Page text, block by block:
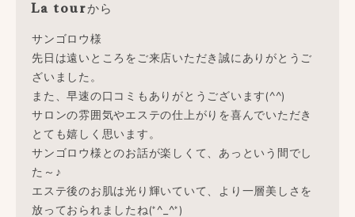
La tourから
サンゴロウ様
先日は遠いところをご来店いただき誠にありがとうご
ざいました。
また、早速の口コミもありがとうございます(^^)
サロンの雰囲気やエステの仕上がりを喜んでいただき
とても嬉しく思います。
サンゴロウ様とのお話が楽しくて、あっという間でし
た～♪
エステ後のお肌は光り輝いていて、より一層美しさを
放っておられましたね(*^_^*)